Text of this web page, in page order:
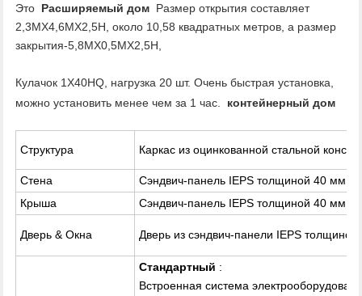
Это Расширяемый дом Размер открытия составляет
2,3MX4,6MX2,5H, около 10,58 квадратных метров, а размер
закрытия-5,8MX0,5MX2,5H,
Кулачок 1X40HQ, нагрузка 20 шт. Очень быстрая установка,
можно установить менее чем за 1 час.
контейнерный дом
Структура Каркас из оцинкованной стальной
Стена
Сэндвич-панель IEPS толщиной 40 мм
Крыша
Сэндвич-панель IEPS толщиной 40 мм
Дверь & Окна Дверь из сэндвич-панели IEPS
Стандартный :
Встроенная система